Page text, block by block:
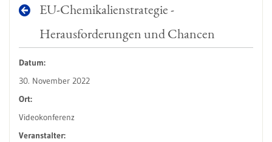
EU-Chemikalienstrategie -
Herausforderungen und Chancen
Datum:
30. November 2022
Ort:
Videokonferenz
Veranstalter: